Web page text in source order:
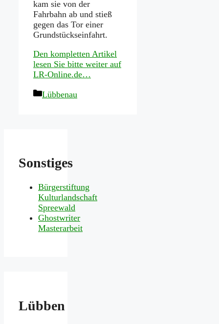
kam sie von der
Fahrbahn ab und stieß
gegen das Tor einer
Grundstückseinfahrt.
Den kompletten Artikel
lesen Sie bitte weiter auf
LR-Online.de…
Kategorien
Lübbenau
Sonstiges
Bürgerstiftung
Kulturlandschaft
Spreewald
Ghostwriter
Masterarbeit
Lübben